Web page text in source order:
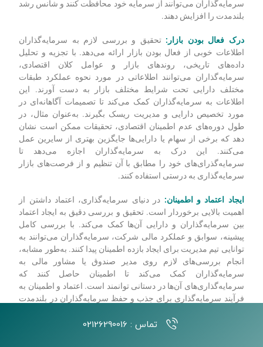
سرمایه‌گذاران باید سلامت مالی، تیم مدیریت، مزیت رقابتی و
چشم‌انداز رشد شرکت را به‌طور کامل ارزیابی کنند. این فرآیند به
کمک می‌کند. به‌عنوان مثال، انجام بررسی‌های لازم در مورد
کسب‌وکارها قبل از سرمایه‌گذاری می‌تواند به کشف هر گونه مسائل
قانونی یا نظارتی که ممکن است برای سرمایه‌گذاری خطرآفرین
باشد کمک کند. با کاهش خطرات از طریق بررسی دقیق،
سرمایه‌گذاران می‌توانند از سرمایه خود محافظت کنند و شانس رشد
بلندمدت را افزایش دهند.
درک فعال بودن بازار:تحقیق و بررسی لازم به سرمایه‌گذاران
اطلاعات خوبی از فعال بودن بازار ارائه می‌دهد. با تجزیه و تحلیل
داده‌های تاریخی، روندهای بازار و عوامل کلان اقتصادی،
سرمایه‌گذاران می‌توانند اطلاعاتی در مورد نحوه عملکرد طبقات
مختلف دارایی تحت شرایط مختلف بازار به دست آورند. این
مورد تخصیص دارایی و مدیریت ریسک بگیرند. به‌عنوان مثال، در
طول دوره‌های عدم اطمینان اقتصادی، تحقیقات ممکن است نشان
دهد که برخی از سهام یا دارایی‌ها جایگزین بهتری از سایرین عمل
می‌کنند. این درک به سرمایه‌گذاران اجازه می‌دهد تا
سرمایه‌گذرای‌های خود را مطابق با آن تنظیم و از فرصت‌های بازار
سرمایه‌گذاری به درستی استفاده کنند.
ایجاد اعتماد و اطمینان: در دنیای سرمایه‌گذاری، اعتماد داشتن از
اهمیت بالایی برخوردار است. تحقیق و بررسی دقیق به ایجاد اعتماد
پیشینه، سوابق و عملکرد مالی شرکت، سرمایه‌گذاران می‌توانند به
تماس : 02126290016